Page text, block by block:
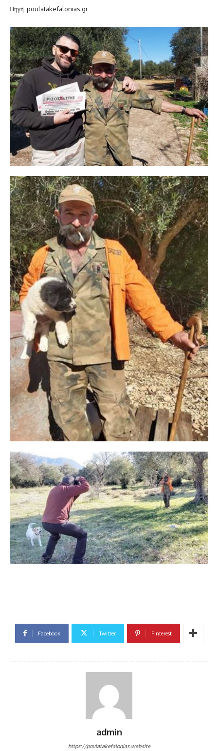
Πηγή: poulatakefalonias.gr
Facebook Twitter Pinterest
admin
https://poulatakefalonias.website